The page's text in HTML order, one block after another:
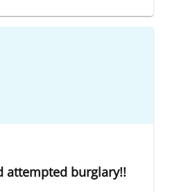
attempted burglary!!